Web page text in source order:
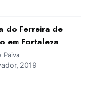
do Ferreira de
em Fortaleza
Paiva
2019